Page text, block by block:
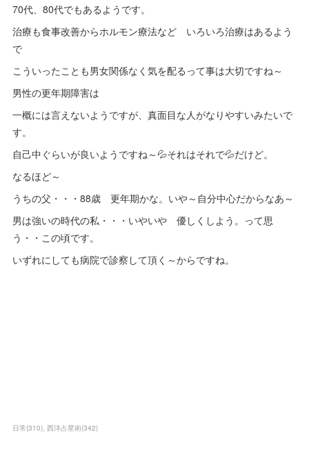
70代、80代でもあるようです。
治療も食事改善からホルモン療法など いろいろ治療はあるよう
で
こういったことも男女関係なく気を配るって事は大切ですね～
男性の更年期障害は
一概には言えないようですが、真面目な人がなりやすいみたいで
す。
自己中ぐらいが良いようですね～💦それはそれで💦だけど。
なるほど～
うちの父・・・88歳 更年期かな。いや～自分中心だからなあ～
男は強いの時代の私・・・いやいや 優しくしよう。って思
う・・この頃です。
いずれにしても病院で診察して頂く～からですね。
日常(310) 西洋占星術(342)